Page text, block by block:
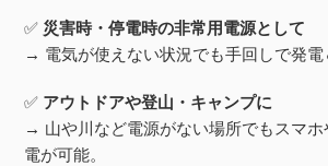
✅ 災害時・停電時の非常用電源として
→ 電気が使えない状況でも手回しで発電
✅ アウトドアや登山・キャンプに
→ 山や川など電源がない場所でもスマホ
電が可能。